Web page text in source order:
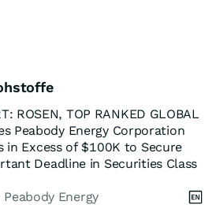
ROSEN, TOP RANKED GLOBAL
Peabody Energy Corporation
in Excess of $100K to Secure
Deadline in Securities Class
Peabody Energy